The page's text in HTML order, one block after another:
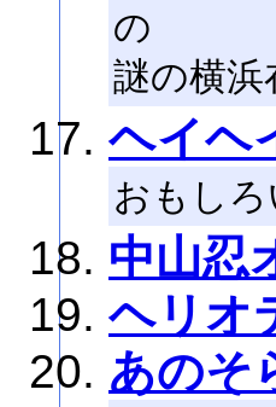
の
謎の横
ヘイヘ
おもし
中山忍
ヘリオ
あのそ